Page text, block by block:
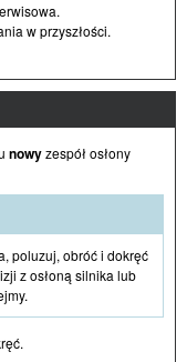
w przyszłości.
nowyzespół osłony
poluzuj, obróć i dokręć
z osłoną silnika lub